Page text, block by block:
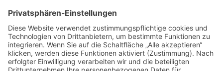
SOZIALE NETZWERKE
Facebook
Instagram